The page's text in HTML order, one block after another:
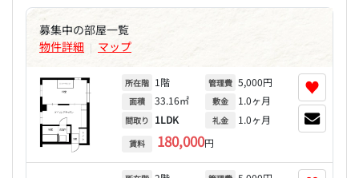
募集中の部屋一覧
物件詳細 | マップ
所在階 1階
面積 33.16㎡
間取り 1LDK
賃料 180,000円
管理費 5,000円
敷金 1.0ヶ月
礼金 1.0ヶ月
♥